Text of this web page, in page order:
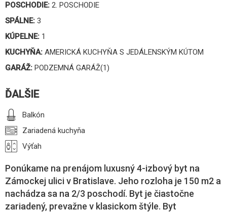
POSCHODIE: 2. POSCHODIE
SPÁLNE: 3
KÚPELNE: 1
KUCHYŇA: AMERICKÁ KUCHYŇA S JEDÁLENSKÝM KÚTOM
GARÁŽ: PODZEMNÁ GARÁŽ(1)
ĎALŠIE
Balkón
Zariadená kuchyňa
Výťah
Ponúkame na prenájom luxusný 4-izbový byt na
Zámockej ulici v Bratislave. Jeho rozloha je 150 m2 a
nachádza sa na 2/3 poschodí. Byt je čiastočne
zariadený, prevažne v klasickom štýle. Byt